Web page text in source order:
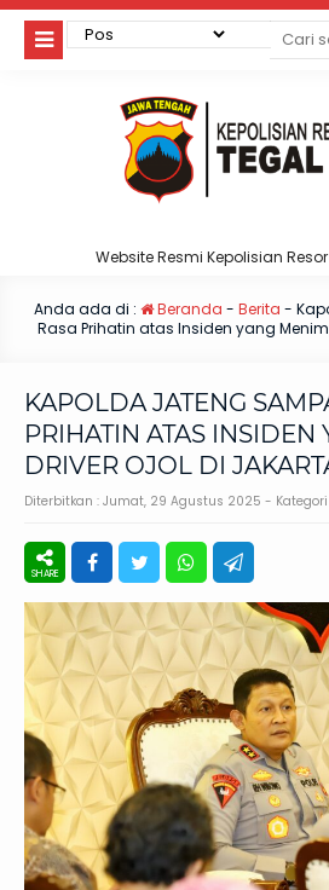
Website Resmi Kepolisian Resor
Anda ada di : Beranda - Berita -
Rasa Prihatin atas Insiden yang
KAPOLDA JATENG
PRIHATIN ATAS INSIDEN
DRIVER OJOL DI
Diterbitkan : Jumat, 29 Agustus 2025 - Kategori